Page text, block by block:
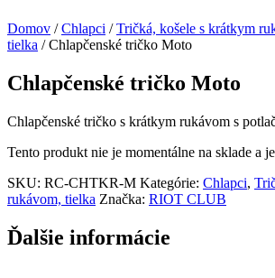
Domov /Chlapci /Tričká, košele s krátkym
tielka / Chlapčenské tričko Moto
Chlapčenské tričko Moto
Chlapčenské tričko s krátkym rukávom s
Tento produkt nie je momentálne na sklade a
SKU: RC-CHTKR-M Kategórie: Chlapci,
rukávom, tielka Značka: RIOT CLUB
Ďalšie informácie